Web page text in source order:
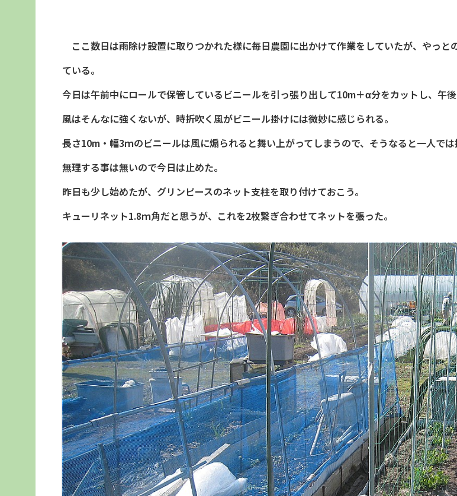
ここ数日は雨除け設置に取りつかれた様に毎日農園に出かけて作業をしていたが、やっ
ている。
今日は午前中にロールで保管しているビニールを引っ張り出して10m＋α分をカットし、午
風はそんなに強くないが、時折吹く風がビニール掛けには微妙に感じられる。
長さ10m・幅3ｍのビニールは風に煽られると舞い上がってしまうので、そうなると一人では
無理する事は無いので今日は止めた。
昨日も少し始めたが、グリンピースのネット支柱を取り付けておこう。
キューリネット1.8ｍ角だと思うが、これを2枚繋ぎ合わせてネットを張った。